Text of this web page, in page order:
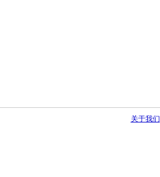
关于我们